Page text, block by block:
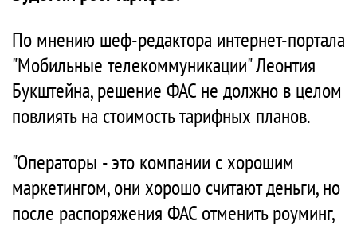
По мнению шеф-редактора интернет-портала
"Мобильные телекоммуникации" Леонтия
Букштейна, решение ФАС не должно в целом
повлиять на стоимость тарифных планов.
"Операторы - это компании с хорошим
маркетингом, они хорошо считают деньги, но
после распоряжения ФАС отменить роуминг,